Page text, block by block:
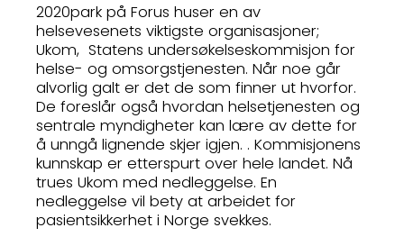
2020park på Forus huser en av
helsevesenets viktigste organisasjoner;
Ukom, Statens undersøkelseskommisjon for
helse- og omsorgstjenesten. Når noe går
alvorlig galt er det de som finner ut hvorfor.
De foreslår også hvordan helsetjenesten og
sentrale myndigheter kan lære av dette for
å unngå lignende skjer igjen. . Kommisjonens
kunnskap er etterspurt over hele landet. Nå
trues Ukom med nedleggelse. En
nedleggelse vil bety at arbeidet for
pasientsikkerhet i Norge svekkes.